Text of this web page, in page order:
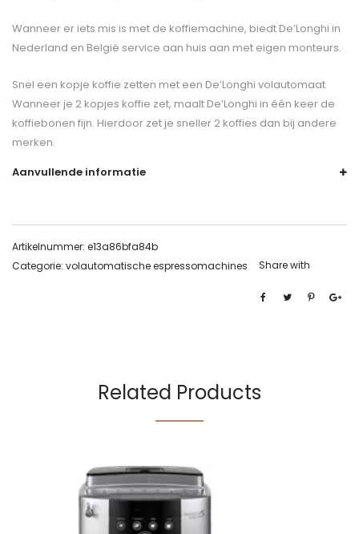
Wanneer er iets mis is met de koffiemachine, biedt De’Longhi in
Nederland en België service aan huis aan met eigen monteurs.
Snel een kopje koffie zetten met een De’Longhi volautomaat
Wanneer je 2 kopjes koffie zet, maalt De’Longhi in één keer de
koffiebonen fijn. Hierdoor zet je sneller 2 koffies dan bij andere
merken.
Aanvullende informatie
Artikelnummer: e13a86bfa84b
Categorie: volautomatische espressomachines Share with
Related Products